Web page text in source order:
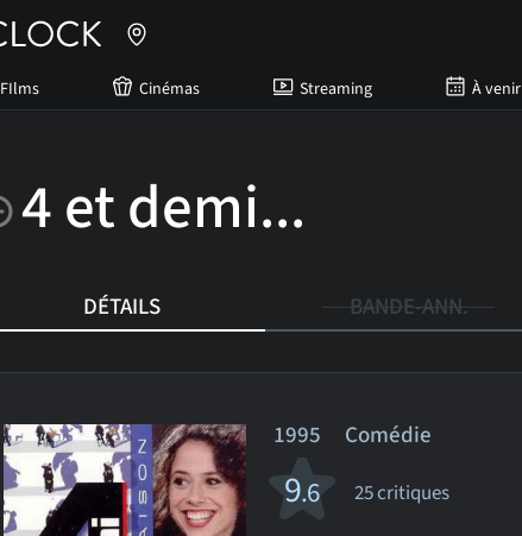
FIlms Cinémas Streaming À venir
4 et demi...
DÉTAILS BANDE-ANN.
1995 Comédie
9.6 25 critiques